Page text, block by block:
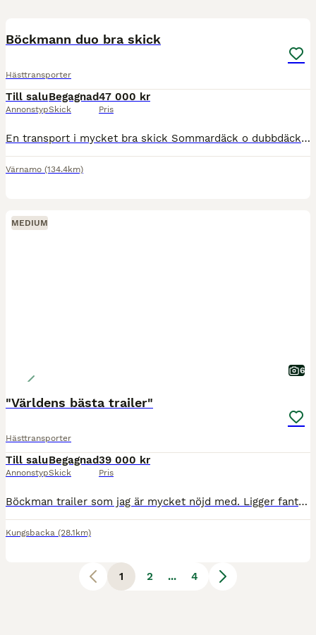
Böckmann duo bra skick
Hästtransporter
Till salu
Annonstyp
Begagnad
Skick
47 000 kr
Pris
En transport i mycket bra skick Sommardäck o dubbdäck Alu golv Årsmodell 2016 Besiktad till 2026-11-30 snabb leverans
Värnamo (134.4km)
MEDIUM
6
"Världens bästa trailer"
Hästtransporter
Till salu
Annonstyp
Begagnad
Skick
39 000 kr
Pris
Böckman trailer som jag är mycket nöjd med. Ligger fantastiskt på vägarna. Med sadelkammare och insatta sparkskydd. Sommar och vinterdäck medföljer. Besiktigad. Böckmann Duo GP-s Esprit från 2007 har
Kungsbacka (28.1km)
1 2 ... 4